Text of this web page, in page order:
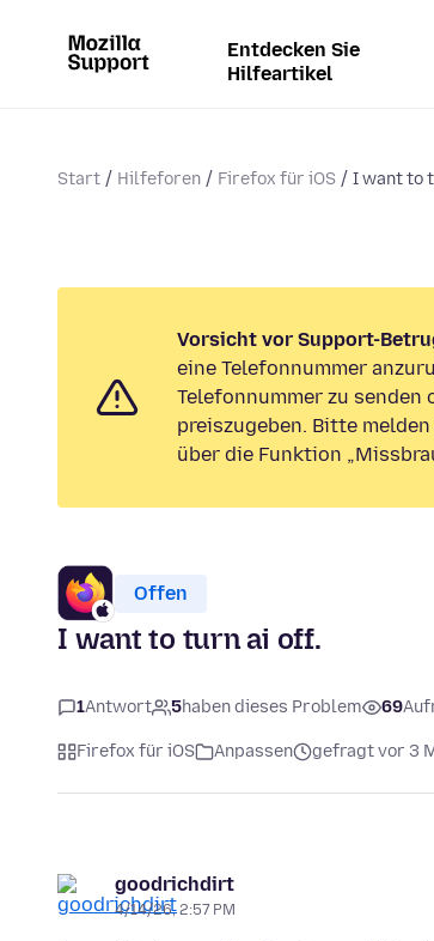
Entdecken Sie
Hilfeartikel
Start Hilfeforen Firefox für iOS I want to
Vorsicht vor Support-
eine Telefonnummer
Telefonnummer zu senden
preiszugeben. Bitte
über die Funktion
Offen
I want to turn ai off.
1Antwort 5haben dieses Problem 69
Firefox für iOS Anpassen gefragt vor 3
goodrichdirt
4/14/26, 2:57 PM